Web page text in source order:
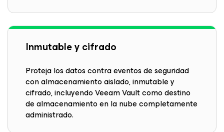
Inmutable y cifrado
Proteja los datos contra eventos de seguridad
con almacenamiento aislado, inmutable y
cifrado, incluyendo Veeam Vault como destino
de almacenamiento en la nube completamente
administrado.